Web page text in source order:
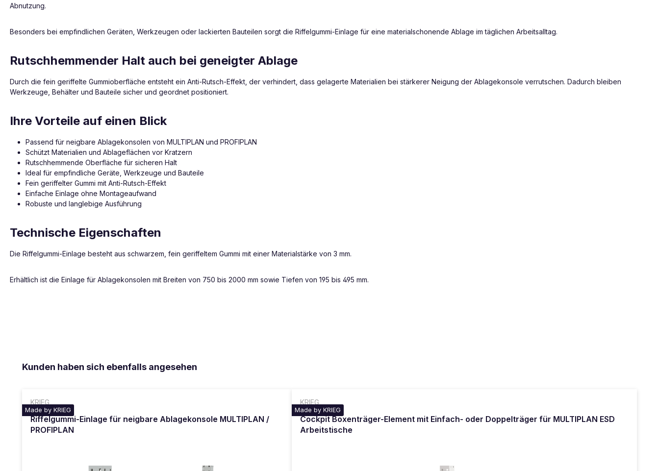
Abnutzung.
Besonders bei empfindlichen Geräten, Werkzeugen oder lackierten Bauteilen sorgt die Riffelgummi-Einlage für eine materialschonende Ablage im täglichen Arbeitsalltag.
Rutschhemmender Halt auch bei geneigter Ablage
Durch die fein geriffelte Gummioberfläche entsteht ein Anti-Rutsch-Effekt, der verhindert, dass gelagerte Materialien bei stärkerer Neigung der Ablagekonsole verrutschen. Dadurch bleiben
Werkzeuge, Behälter und Bauteile sicher und geordnet positioniert.
Ihre Vorteile auf einen Blick
Passend für neigbare Ablagekonsolen von MULTIPLAN und PROFIPLAN
Schützt Materialien und Ablageflächen vor Kratzern
Rutschhemmende Oberfläche für sicheren Halt
Ideal für empfindliche Geräte, Werkzeuge und Bauteile
Fein geriffelter Gummi mit Anti-Rutsch-Effekt
Einfache Einlage ohne Montageaufwand
Robuste und langlebige Ausführung
Technische Eigenschaften
Die Riffelgummi-Einlage besteht aus schwarzem, fein geriffeltem Gummi mit einer Materialstärke von 3 mm.
Erhältlich ist die Einlage für Ablagekonsolen mit Breiten von 750 bis 2000 mm sowie Tiefen von 195 bis 495 mm.
Produktgalerie überspringen
Kunden haben sich ebenfalls angesehen
KRIEG
Made by KRIEG
Riffelgummi-Einlage für neigbare Ablagekonsole MULTIPLAN /
PROFIPLAN
KRIEG
Made by KRIEG
Cockpit Boxenträger-Element mit Einfach- oder Doppelträger für MULTIPLAN ESD
Arbeitstische